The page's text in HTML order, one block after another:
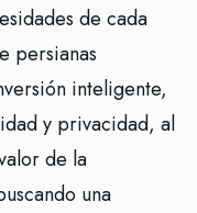
de cada
persianas
inteligente,
y privacidad, al
de la
una